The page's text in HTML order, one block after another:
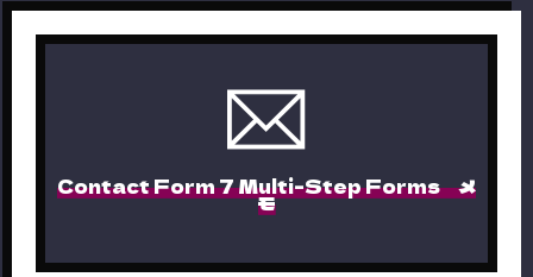
Contact Form 7 Multi-Step Forms メ
モ